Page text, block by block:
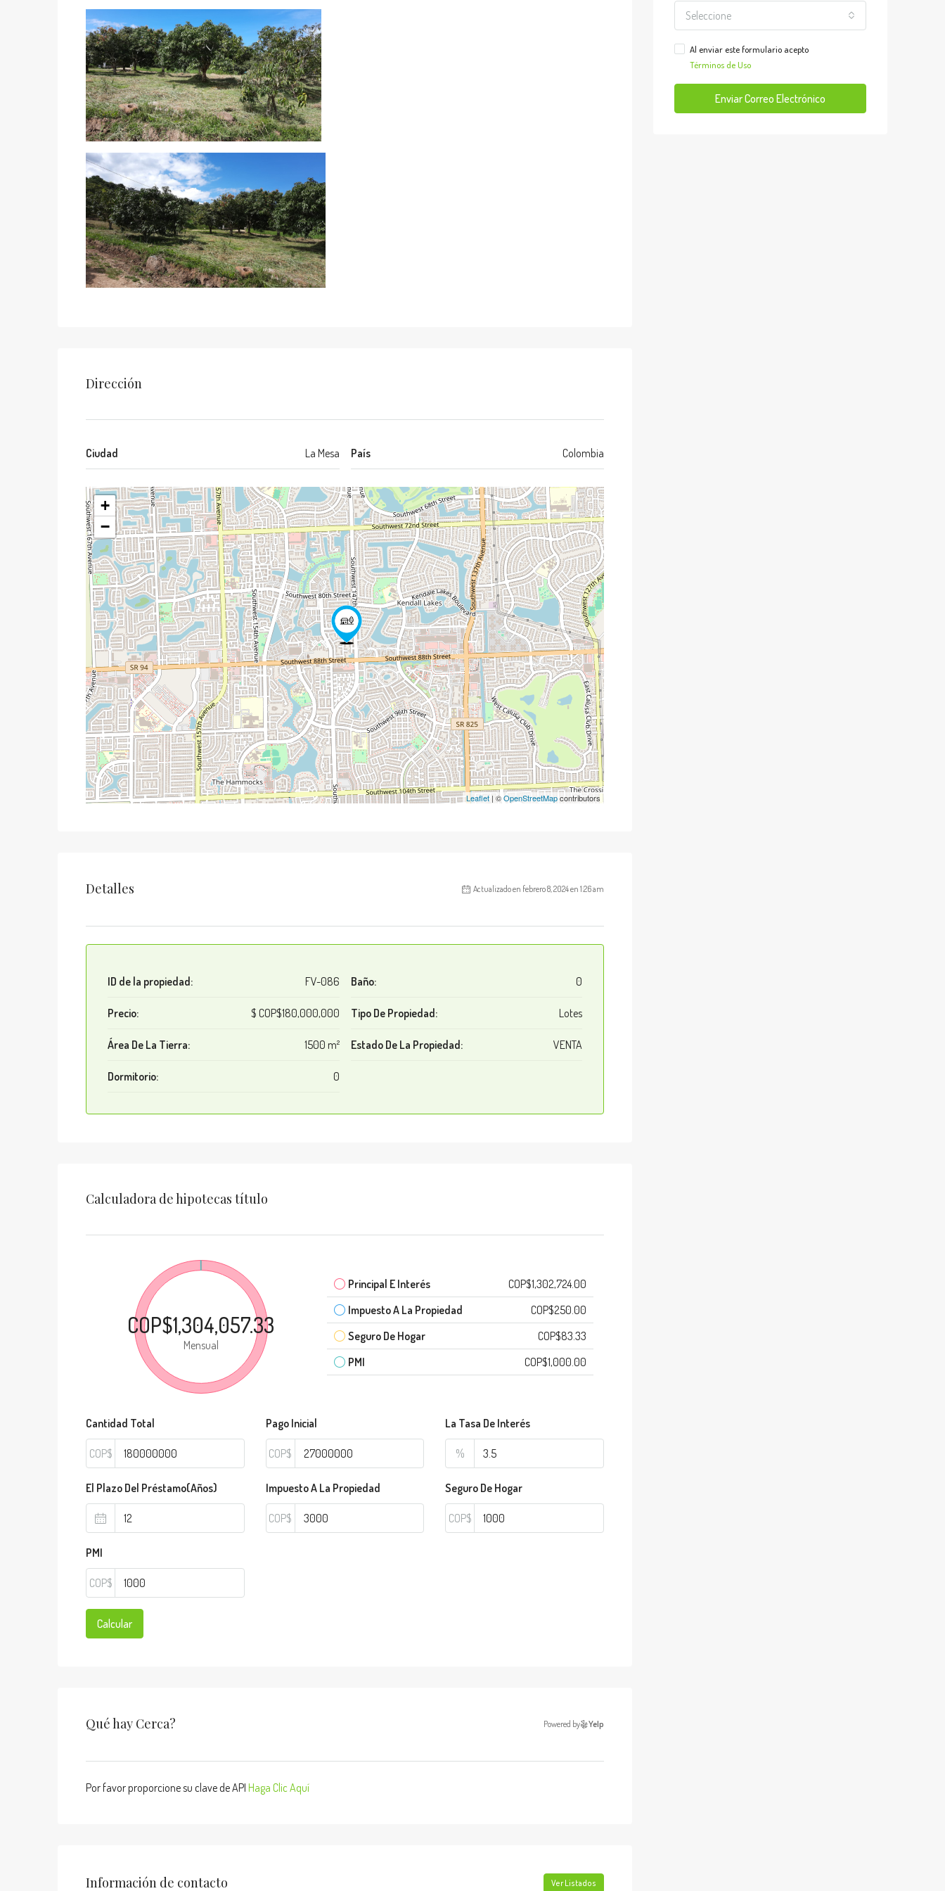
Dirección
Ciudad La Mesa País Colombia
+
−
Leaflet | ©OpenStreetMapcontributors
Detalles Actualizado en febrero 8, 2024 en 1:26 am
ID de la propiedad: FV-086
Precio: $ COP$180,000,000
Área De La Tierra: 1500 m²
Dormitorio: 0
Baño: 0
Tipo De Propiedad: Lotes
Estado De La Propiedad: VENTA
Calculadora de hipotecas título
COP$1,304,057.33
Mensual
Principal E Interés
COP$1,302,724.00
Impuesto A La Propiedad
COP$250.00
Seguro De Hogar
COP$83.33
PMI
COP$1,000.00
Cantidad Total
COP$
Pago Inicial
COP$
La Tasa De Interés
%
El Plazo Del Préstamo(Años) Impuesto A La Propiedad
COP$
Seguro De Hogar
COP$
PMI
COP$
Calcular
Qué hay Cerca? Powered by Yelp
Por favor proporcione su clave de API Haga Clic Aquí
Información de contacto Ver Listados
Seleccione
Al enviar este formulario acepto
Términos de Uso
Enviar Correo Electrónico